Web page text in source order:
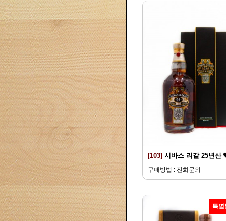
[103] 시바스 리갈 25년산
구매방법 : 전화문의
특별